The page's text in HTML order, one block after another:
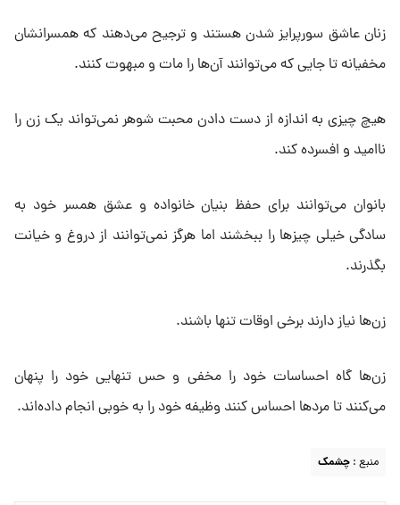
زنان عاشق سورپرایز شدن هستند و ترجیح می‌دهند که همسرانشان
مخفیانه تا جایی که می‌توانند آن‌ها را مات و مبهوت کنند.
هیچ چیزی به اندازه از دست دادن محبت شوهر نمی‌تواند یک زن را
ناامید و افسرده کند.
بانوان می‌توانند برای حفظ بنیان خانواده و عشق همسر خود به
سادگی خیلی چیزها را ببخشند اما هرگز نمی‌توانند از دروغ و خیانت
بگذرند.
زن‌ها نیاز دارند برخی اوقات تنها باشند.
زن‌ها گاه احساسات خود را مخفی و حس تنهایی خود را پنهان
می‌کنند تا مرد‌ها احساس کنند وظیفه خود را به خوبی انجام داده‌اند.
منبع : چشمک